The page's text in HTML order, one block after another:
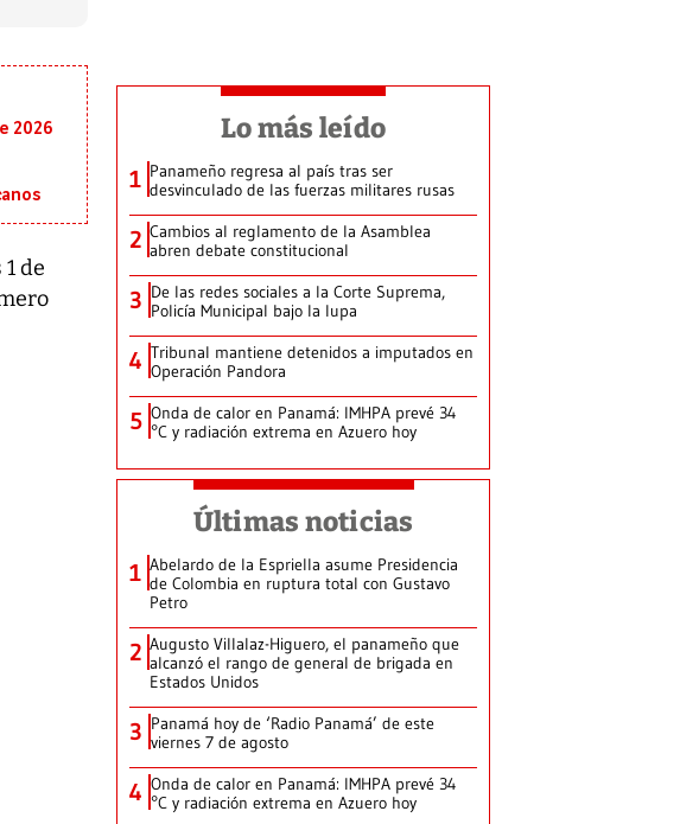
2026
de
Lo más leído
1 Panameño regresa al país tras ser
desvinculado de las fuerzas militares rusas
2 Cambios al reglamento de la Asamblea
abren debate constitucional
3 De las redes sociales a la Corte Suprema,
Policía Municipal bajo la lupa
4 Tribunal mantiene detenidos a imputados en
Operación Pandora
5 Onda de calor en Panamá: IMHPA prevé 34
°C y radiación extrema en Azuero hoy
Últimas noticias
1 Abelardo de la Espriella asume Presidencia
de Colombia en ruptura total con Gustavo
Petro
2 Augusto Villalaz-Higuero, el panameño que
alcanzó el rango de general de brigada en
Estados Unidos
3 Panamá hoy de ‘Radio Panamá’ de este
viernes 7 de agosto
4 Onda de calor en Panamá: IMHPA prevé 34
°C y radiación extrema en Azuero hoy